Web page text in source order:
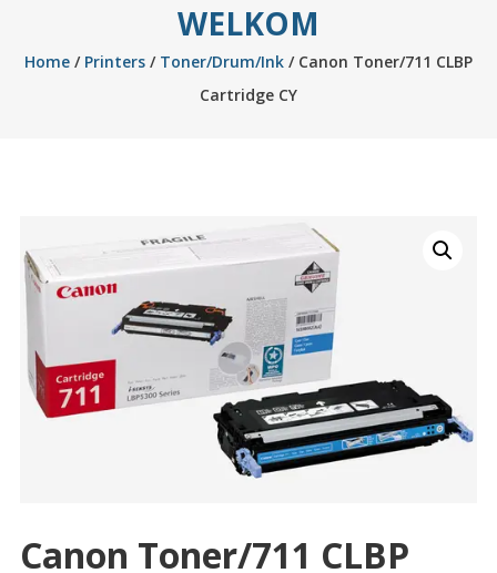
WELKOM
Home/ Printers/ Toner/Drum/Ink/ Canon Toner/711 CLBP
Cartridge CY
Canon Toner/711 CLBP